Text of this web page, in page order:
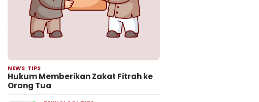
NEWS, TIPS
Hukum Memberikan Zakat Fitrah ke
Orang Tua